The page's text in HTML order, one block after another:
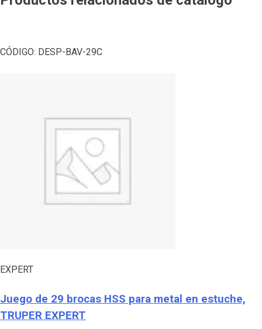
CÓDIGO: DESP-BAV-29C
EXPERT
Juego de 29 brocas HSS para metal en estuche,
TRUPER EXPERT